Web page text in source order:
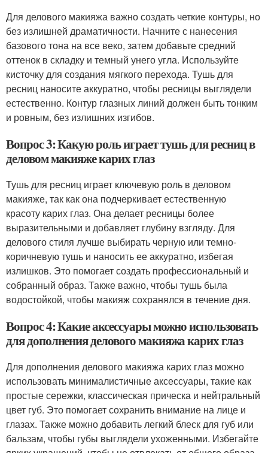
Для делового макияжа важно создать четкие контуры, но
без излишней драматичности. Начните с нанесения
базового тона на все веко, затем добавьте средний
оттенок в складку и темный унего угла. Используйте
кисточку для создания мягкого перехода. Тушь для
ресниц наносите аккуратно, чтобы ресницы выглядели
естественно. Контур глазных линий должен быть тонким
и ровным, без излишних изгибов.
Вопрос 3: Какую роль играет тушь для ресниц в
деловом макияже карих глаз
Тушь для ресниц играет ключевую роль в деловом
макияже, так как она подчеркивает естественную
красоту карих глаз. Она делает ресницы более
выразительными и добавляет глубину взгляду. Для
делового стиля лучше выбирать черную или темно-
коричневую тушь и наносить ее аккуратно, избегая
излишков. Это помогает создать профессиональный и
собранный образ. Также важно, чтобы тушь была
водостойкой, чтобы макияж сохранялся в течение дня.
Вопрос 4: Какие аксессуары можно использовать
для дополнения делового макияжа карих глаз
Для дополнения делового макияжа карих глаз можно
использовать минималистичные аксессуары, такие как
простые сережки, классическая прическа и нейтральный
цвет губ. Это помогает сохранить внимание на лице и
глазах. Также можно добавить легкий блеск для губ или
бальзам, чтобы губы выглядели ухоженными. Избегайте